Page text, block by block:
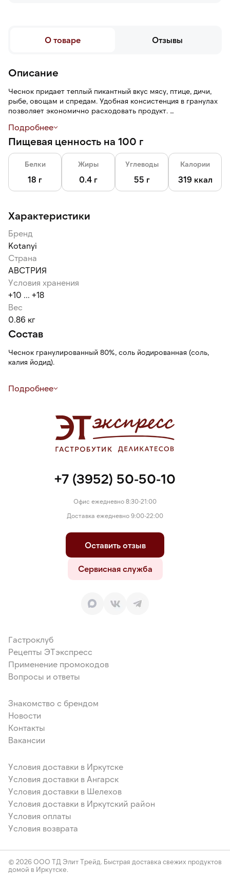
О товаре Отзывы
Описание
Чеснок придает теплый пикантный вкус мясу, птице, дичи,
рыбе, овощам и спредам. Удобная консистенция в гранулах
позволяет экономично расходовать продукт.
Пластиковая банка обеспечивает надежное и удобное
хранение на кухне.
Подробнее
Пищевая ценность на 100 г
Белки
18 г
Жиры
0.4 г
Углеводы
55 г
Калории
319 ккал
Характеристики
Бренд
Kotanyi
Страна
АВСТРИЯ
Условия хранения
+10 ... +18
Вес
0.86 кг
Состав
Чеснок гранулированный 80%, соль йодированная (соль,
калия йодид).
сои, сельдерея, семян кунжута, орехов, молока (лактозы),
Подробнее
+7 (3952) 50-50-10
Офис ежедневно 8:30-21:00
Доставка ежедневно 9:00-22:00
Оставить отзыв
Сервисная служба
Гастроклуб
Рецепты ЭТэкспресс
Применение промокодов
Вопросы и ответы
Знакомство с брендом
Новости
Контакты
Вакансии
Условия доставки в Иркутске
Условия доставки в Ангарск
Условия доставки в Шелехов
Условия доставки в Иркутский район
Условия оплаты
Условия возврата
© 2026 ООО ТД Элит Трейд. Быстрая доставка свежих продуктов
домой в Иркутске.